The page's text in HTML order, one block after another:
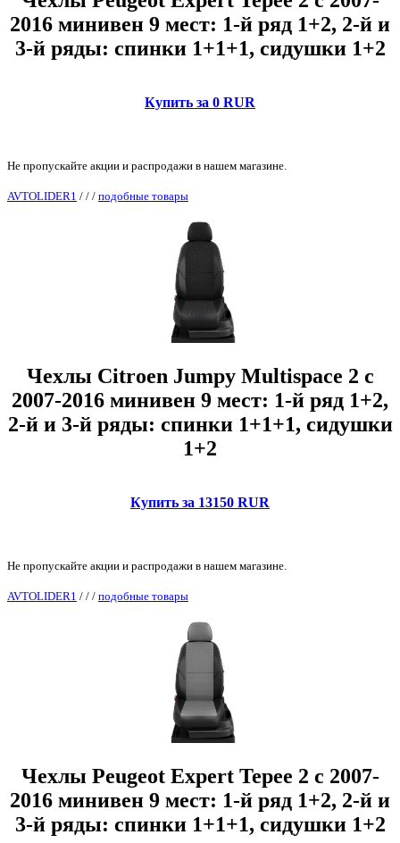
2016 минивен 9 мест: 1-й ряд 1+2, 2-й и
3-й ряды: спинки 1+1+1, сидушки 1+2
Купить за 0 RUR
Не пропускайте акции и распродажи в нашем магазине.
AVTOLIDER1 / / / подобные товары
Чехлы Citroen Jumpy Multispace 2 с
2007-2016 минивен 9 мест: 1-й ряд 1+2,
2-й и 3-й ряды: спинки 1+1+1, сидушки
1+2
Купить за 13150 RUR
Не пропускайте акции и распродажи в нашем магазине.
AVTOLIDER1 / / / подобные товары
Чехлы Peugeot Expert Tepee 2 с 2007-
2016 минивен 9 мест: 1-й ряд 1+2, 2-й и
3-й ряды: спинки 1+1+1, сидушки 1+2